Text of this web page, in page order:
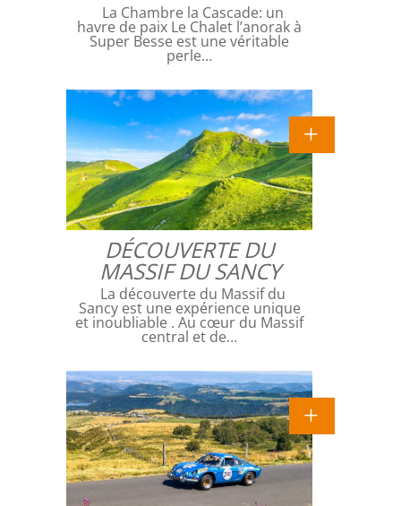
La Chambre la Cascade: un
havre de paix Le Chalet l’anorak à
Super Besse est une véritable
perle…
DÉCOUVERTE DU
MASSIF DU SANCY
La découverte du Massif du
Sancy est une expérience unique
et inoubliable . Au cœur du Massif
central et de…